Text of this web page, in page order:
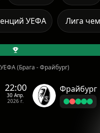
УЕФА Лига
(Брага - Фрайбург)
22:00
30 Апр.
2026 г.
Фрайбург